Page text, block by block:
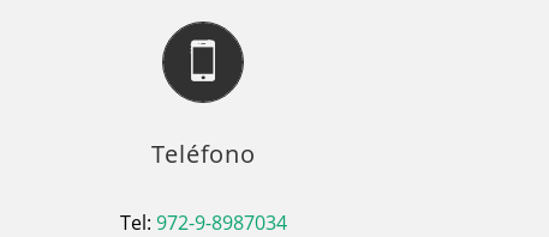
Teléfono
Tel: 972-9-8987034